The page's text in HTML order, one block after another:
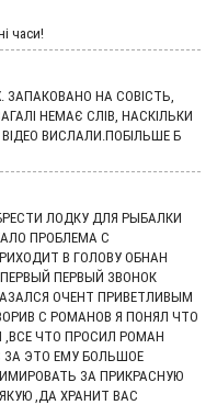
часи!
НА СОВІСТЬ,
НЕМАЄ СЛІВ, НАСКІЛЬКИ
ВИСЛАЛИ.ПОБІЛЬШЕ Б
ЛОДКУ ДЛЯ РЫБАЛКИ
ПРОБЛЕМА С
В ГОЛОВУ ОБНАН
ПЕРВЫЙ ЗВОНОК
ОЧЕНТ ПРИВЕТЛИВЫМ
С РОМАНОВ Я ПОНЯЛ ЧТО
ЧТО ПРОСИЛ РОМАН
ЭТО ЕМУ БОЛЬШОЕ
ЗА ПРИКРАСНУЮ
,ДА ХРАНИТ ВАС